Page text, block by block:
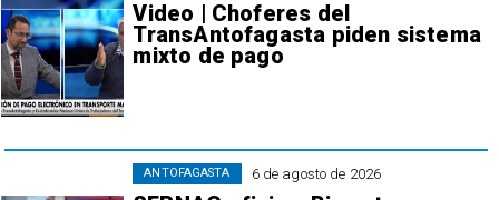
Video | Choferes del
TransAntofagasta piden sistema
mixto de pago
6 de agosto de 2026
ANTOFAGASTA